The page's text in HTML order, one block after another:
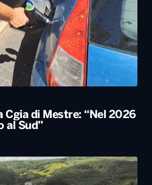
Cgia di Mestre: “Nel 2026
al Sud”